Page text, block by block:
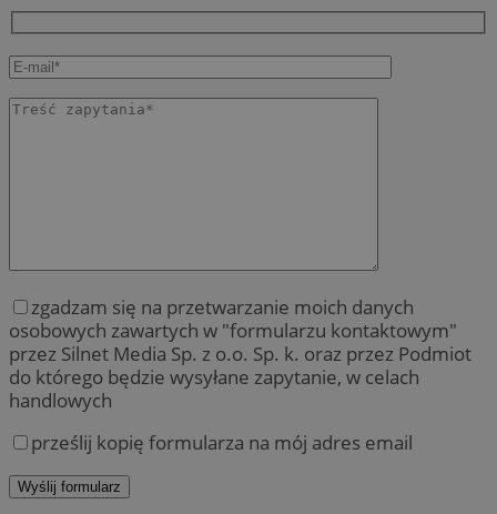
zgadzam się na przetwarzanie moich danych
osobowych zawartych w "formularzu kontaktowym"
przez Silnet Media Sp. z o.o. Sp. k. oraz przez Podmiot
do którego będzie wysyłane zapytanie, w celach
handlowych
prześlij kopię formularza na mój adres email